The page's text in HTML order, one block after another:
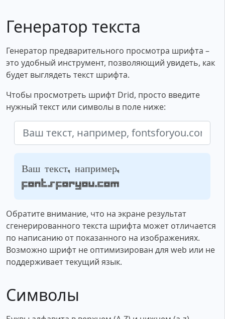
Генератор текста
Генератор предварительного просмотра шрифта –
это удобный инструмент, позволяющий увидеть, как
будет выглядеть текст шрифта.
Чтобы просмотреть шрифт Drid, просто введите
нужный текст или символы в поле ниже:
Ваш текст, например,
fontsforyou.com
Обратите внимание, что на экране результат
сгенерированного текста шрифта может отличается
по написанию от показанного на изображениях.
Возможно шрифт не оптимизирован для web или не
поддерживает текущий язык.
Символы